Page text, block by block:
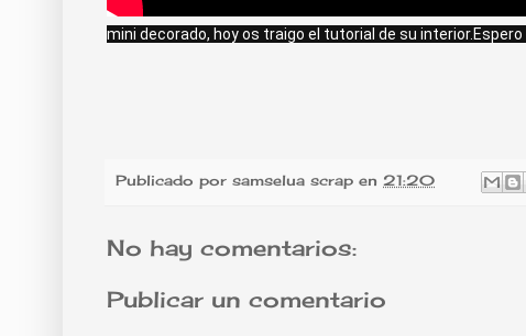
mini decorado, hoy os traigo el tutorial de su
Publicado por samselua scrap en 21:20
No hay comentarios:
Publicar un comentario